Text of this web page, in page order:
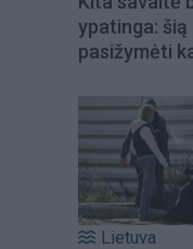
ypatinga:
pasižymėti
Lietuva